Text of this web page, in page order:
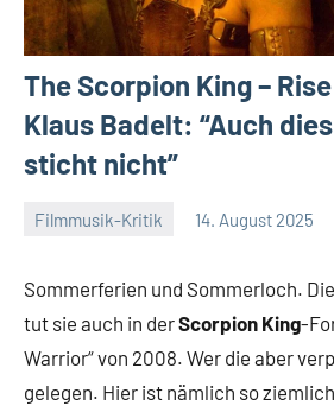
The Scorpion King –
Klaus Badelt: “Auch
sticht nicht”
Filmmusik-Kritik 14. August 2025
Sommerferien und Sommerloch.
tut sie auch in derScorpion King⁣-
Warrior“ von 2008. Wer die aber
gelegen. Hier ist nämlich so